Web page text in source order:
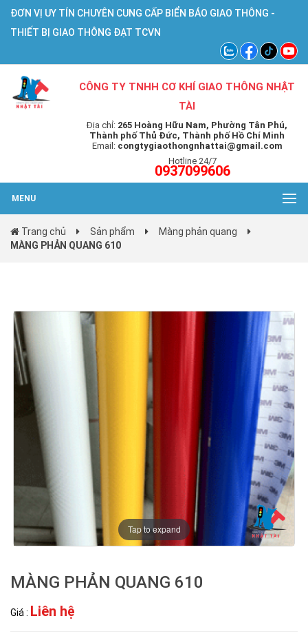
ĐƠN VỊ UY TÍN CHUYÊN CUNG CẤP BIỂN BÁO GIAO THÔNG -
THIẾT BỊ GIAO THÔNG ĐẠT TCVN
CÔNG TY TNHH CƠ KHÍ GIAO THÔNG NHẬT
TÀI
Địa chỉ: 265 Hoàng Hữu Nam, Phường Tân Phú,
Thành phố Thủ Đức, Thành phố Hồ Chí Minh
Email: congtygiaothongnhattai@gmail.com
Hotline 24/7
0937099606
MENU
Trang chủ Sản phẩm
Màng phản quang
MÀNG PHẢN QUANG 610
Tap to expand
MÀNG PHẢN QUANG 610
Giá : Liên hệ